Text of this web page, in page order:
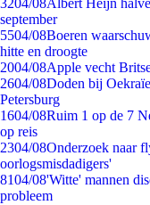
3204/08Albert Heijn
september
5504/08Boeren
hitte en droogte
2004/08Apple vecht
2604/08Doden bij
Petersburg
1604/08Ruim 1 op de 7
op reis
2304/08Onderzoek naar
oorlogsmisdadigers'
8104/08'Witte' mannen
probleem